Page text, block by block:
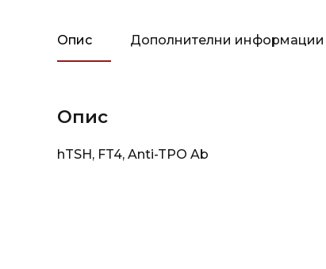
Опис Дополнителни информации
Опис
hTSH, FT4, Anti-TPO Ab